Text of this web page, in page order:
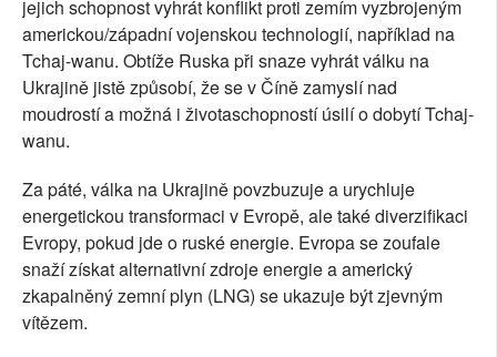
jejich schopnost vyhrát konflikt proti zemím vyzbrojeným
americkou/západní vojenskou technologií, například na
Tchaj-wanu. Obtíže Ruska při snaze vyhrát válku na
Ukrajině jistě způsobí, že se v Číně zamyslí nad
moudrostí a možná i životaschopností úsilí o dobytí Tchaj-
wanu.
Za páté, válka na Ukrajině povzbuzuje a urychluje
energetickou transformaci v Evropě, ale také diverzifikaci
Evropy, pokud jde o ruské energie. Evropa se zoufale
snaží získat alternativní zdroje energie a americký
zkapalněný zemní plyn (LNG) se ukazuje být zjevným
vítězem.